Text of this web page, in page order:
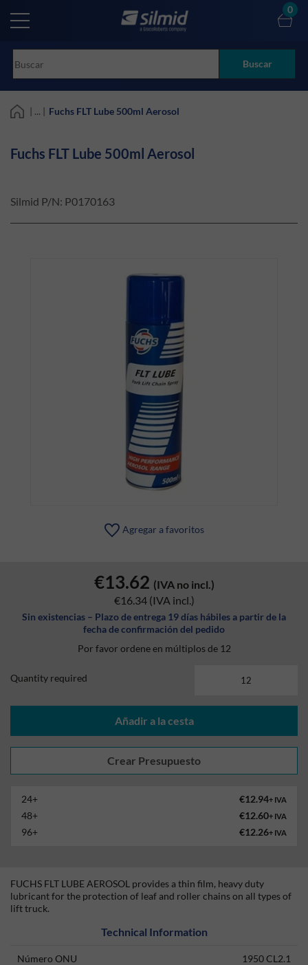
main
Buscar
0
| ... | Fuchs FLT Lube 500ml Aerosol
Fuchs FLT Lube 500ml Aerosol
Silmid P/N: P0170163
Agregar a favoritos
€13.62 (IVA no incl.)
€16.34 (IVA incl.)
Sin existencias – Plazo de entrega 19 días hábiles a partir de la
fecha de confirmación del pedido
Por favor ordene en múltiplos de 12
Quantity required
Añadir a la cesta
24+ €12.94+ IVA
48+ €12.60+ IVA
96+ €12.26+ IVA
FUCHS FLT LUBE AEROSOL provides a thin film, heavy duty
lubricant for the protection of leaf and roller chains on all types of
lift truck.
Technical Information
Número ONU 1950 CL2.1